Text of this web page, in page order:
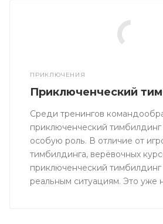
ПРИКЛЮЧЕНИЯ
Приключенческий
Среди тренингов
приключенческий тимбилдинг
особую роль. В отличие от
тимбилдинга, верёвочных
приключенческий
реальным ситуациям. Это уже